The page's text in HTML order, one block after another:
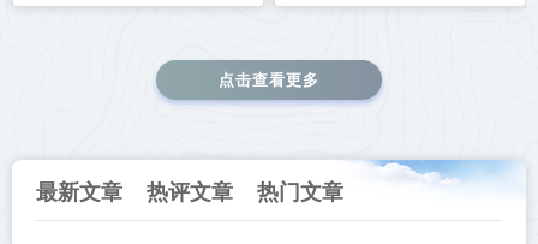
点击查看更多
最新文章 热评文章 热门文章